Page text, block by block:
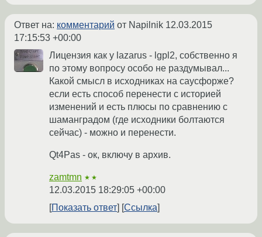
Ответ на: комментарий от Napilnik 12.03.2015
17:15:53 +00:00
Лицензия как у lazarus - lgpl2, собственно я
по этому вопросу особо не раздумывал...
Какой смысл в исходниках на саусфорже?
если есть способ перенести с историей
изменений и есть плюсы по сравнению с
шаманградом (где исходники болтаются
сейчас) - можно и перенести.
Qt4Pas - ок, включу в архив.
zamtmn ★★
12.03.2015 18:29:05 +00:00
Показать ответ
Ссылка